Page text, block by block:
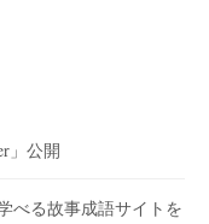
」公開
べる故事成語サイトを